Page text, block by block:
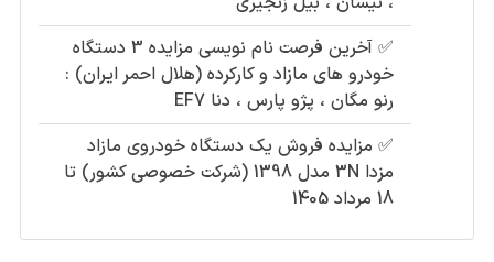
✅
آخرین فرصت نام نویسی مزایده 3 دستگاه
خودرو های مازاد و کارکرده (هلال احمر ایران) :
رنو مگان ، پژو پارس ، دنا EF7
✅ مزایده فروش یک دستگاه خودروی مازاد
مزدا 3N مدل 1398 (شرکت خصوصی کشور) تا
18 مرداد 1405